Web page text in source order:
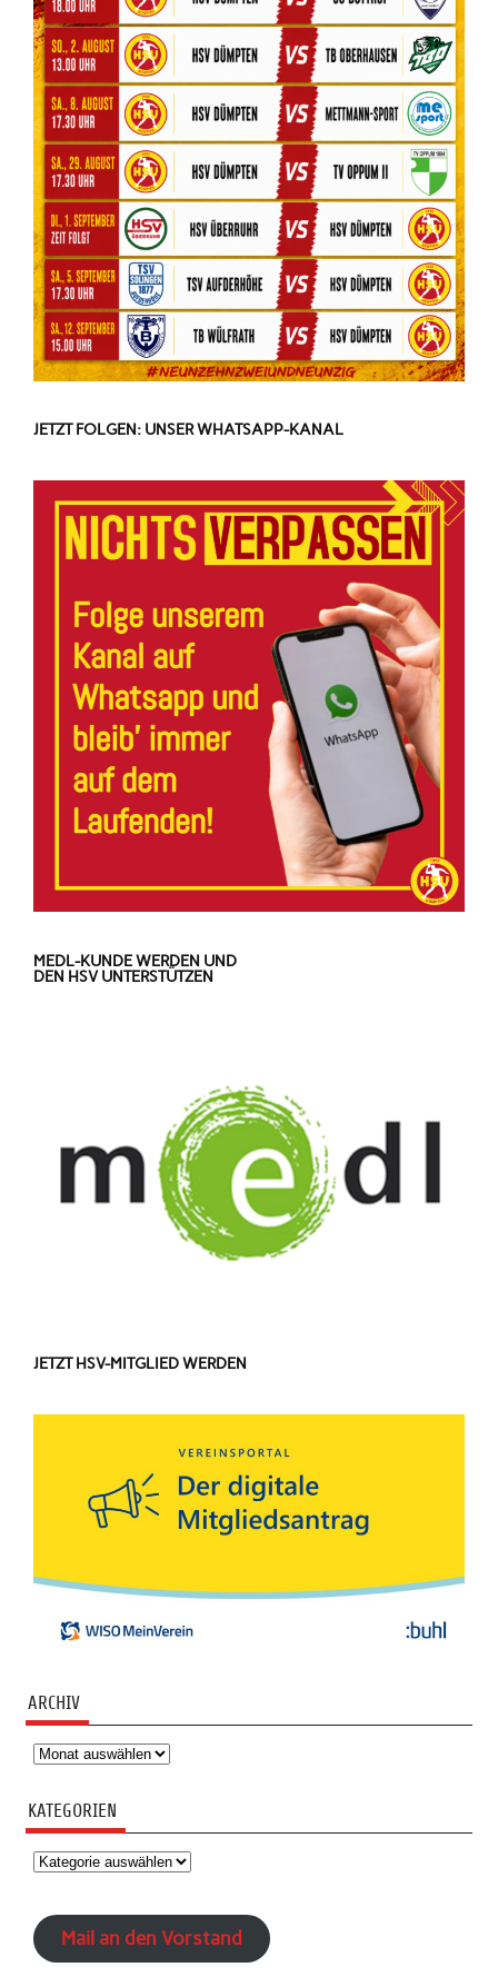
JETZT FOLGEN: UNSER WHATSAPP-KANAL
MEDL-KUNDE WERDEN UND
DEN HSV UNTERSTÜTZEN
JETZT HSV-MITGLIED WERDEN
ARCHIV
Archiv
KATEGORIEN
Kategorien
Mail an den Vorstand